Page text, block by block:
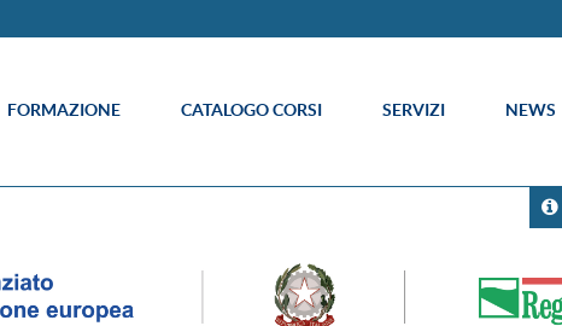
FORMAZIONE CATALOGO CORSI SERVIZI NEWS